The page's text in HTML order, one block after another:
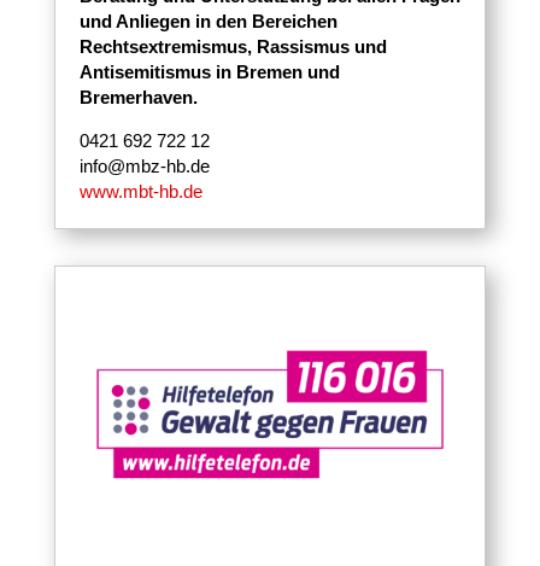
und Anliegen in den Bereichen
Rechtsextremismus, Rassismus und
Antisemitismus in Bremen und
Bremerhaven.
0421 692 722 12
info@mbz-hb.de
www.mbt-hb.de